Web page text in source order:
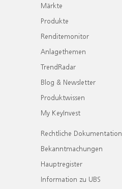
Märkte
Produkte
Renditemonitor
Anlagethemen
TrendRadar
Blog & Newsletter
Produktwissen
My KeyInvest
Rechtliche Dokumentation
Bekanntmachungen
Hauptregister
Information zu UBS